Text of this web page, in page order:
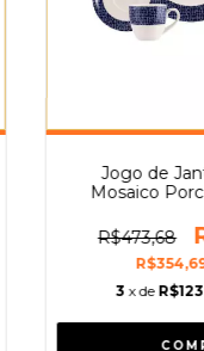
Jogo de
Mosaico
R$473,68
3 x de